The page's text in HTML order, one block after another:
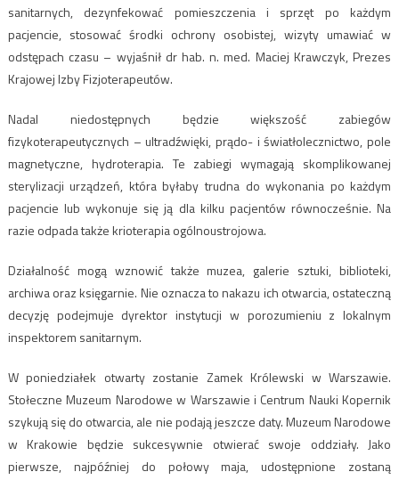
sanitarnych, dezynfekować pomieszczenia i sprzęt po każdym
pacjencie, stosować środki ochrony osobistej, wizyty umawiać w
odstępach czasu – wyjaśnił dr hab. n. med. Maciej Krawczyk, Prezes
Krajowej Izby Fizjoterapeutów.
Nadal niedostępnych będzie większość zabiegów
fizykoterapeutycznych – ultradźwięki, prądo- i światłolecznictwo, pole
magnetyczne, hydroterapia. Te zabiegi wymagają skomplikowanej
sterylizacji urządzeń, która byłaby trudna do wykonania po każdym
pacjencie lub wykonuje się ją dla kilku pacjentów równocześnie. Na
razie odpada także krioterapia ogólnoustrojowa.
Działalność mogą wznowić także muzea, galerie sztuki, biblioteki,
archiwa oraz księgarnie. Nie oznacza to nakazu ich otwarcia, ostateczną
decyzję podejmuje dyrektor instytucji w porozumieniu z lokalnym
inspektorem sanitarnym.
W poniedziałek otwarty zostanie Zamek Królewski w Warszawie.
Stołeczne Muzeum Narodowe w Warszawie i Centrum Nauki Kopernik
szykują się do otwarcia, ale nie podają jeszcze daty. Muzeum Narodowe
w Krakowie będzie sukcesywnie otwierać swoje oddziały. Jako
pierwsze, najpóźniej do połowy maja, udostępnione zostaną